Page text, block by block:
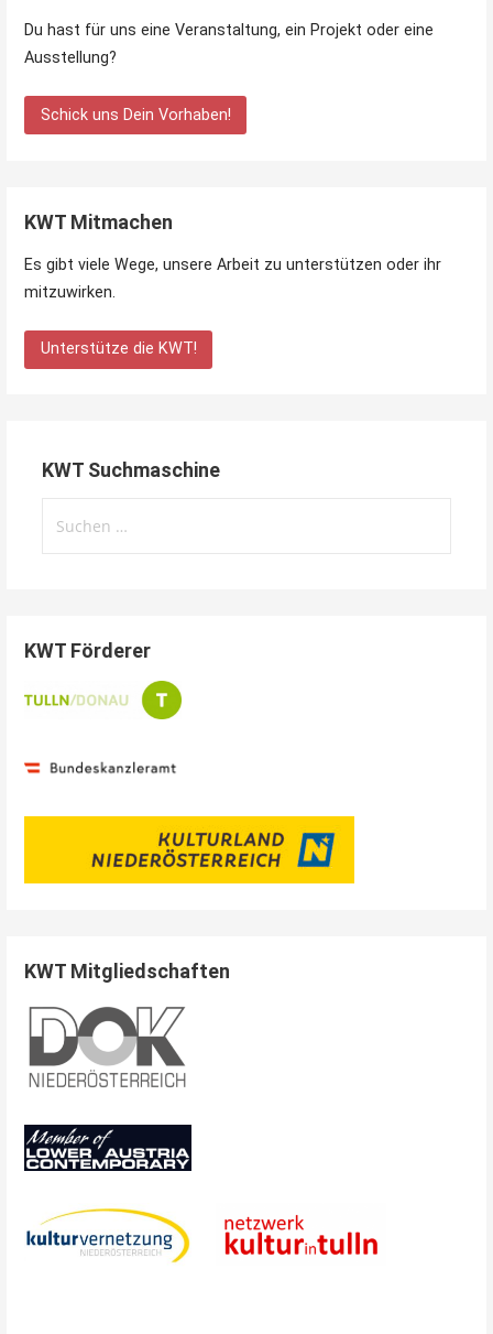
Du hast für uns eine Veranstaltung, ein Projekt oder eine
Ausstellung?
Schick uns Dein Vorhaben!
KWT Mitmachen
Es gibt viele Wege, unsere Arbeit zu unterstützen oder ihr
mitzuwirken.
Unterstütze die KWT!
KWT Suchmaschine
nach:
KWT Förderer
KWT Mitgliedschaften